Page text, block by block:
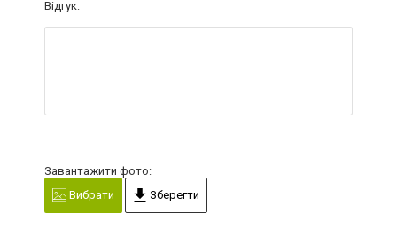
Відгук:
Завантажити фото:
Вибрати
Зберегти